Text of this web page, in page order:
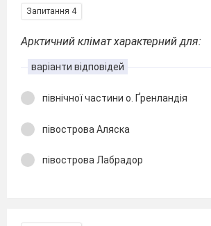
Запитання 4
Арктичний клімат характерний для:
варіанти відповідей
північної частини о. Ґренландія
півострова Аляска
півострова Лабрадор